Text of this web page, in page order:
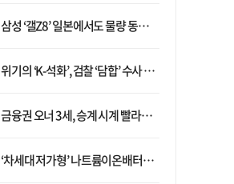
삼성 ‘갤Z8’ 일본에서도 물량 동났다…애플 참전 앞두고 선두 수성 ‘시험대’
위기의 ‘K-석화’, 검찰 ‘담합’ 수사 착수…“LG·한화·롯데 등 7개 업체, 8개 제품 가격 담합”
금융권 오너 3세, 승계 시계 빨라지나…한국투자 ‘속도’·미래에셋·메리츠는 ‘거리두기’
‘차세대 저가형’ 나트륨이온배터리 시대 오나…LG화학·에코프로, 상용화 속도낸다